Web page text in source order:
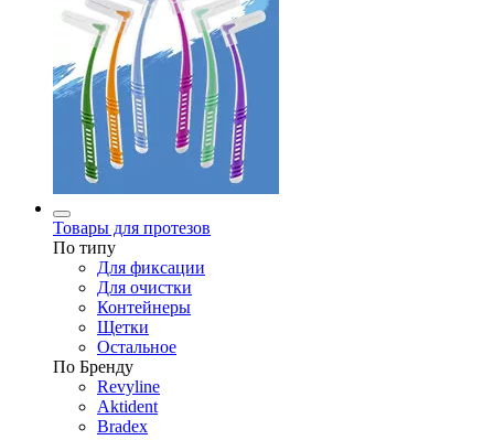
Товары для протезов
По типу
Для фиксации
Для очистки
Контейнеры
Щетки
Остальное
По Бренду
Revyline
Aktident
Bradex